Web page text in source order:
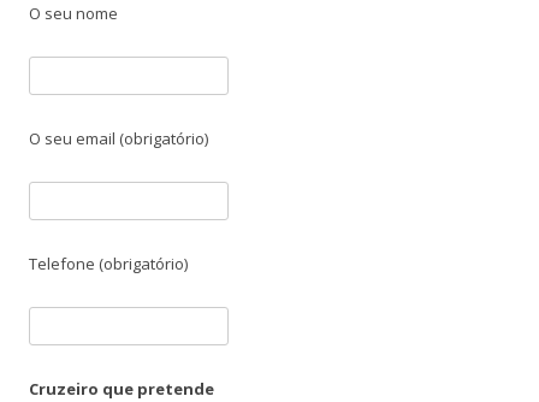
O seu nome
O seu email (obrigatório)
Telefone (obrigatório)
Cruzeiro que pretende